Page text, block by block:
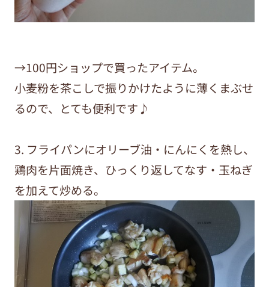
→100円ショップで買ったアイテム。
小麦粉を茶こしで振りかけたように薄くまぶせ
るので、とても便利です♪
3. フライパンにオリーブ油・にんにくを熱し、
鶏肉を片面焼き、ひっくり返してなす・玉ねぎ
を加えて炒める。